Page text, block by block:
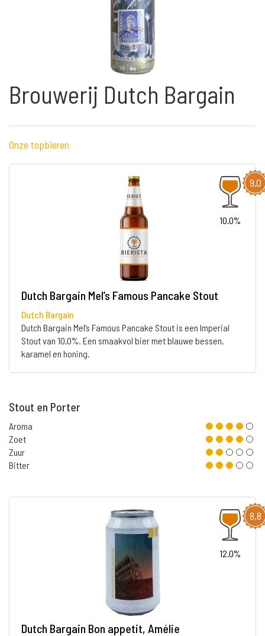
Brouwerij Dutch Bargain
Onze topbieren
9,0
10.0%
Dutch Bargain Mel’s Famous Pancake Stout
Dutch Bargain
Dutch Bargain Mel’s Famous Pancake Stout is een Imperial
Stout van 10,0%. Een smaakvol bier met blauwe bessen,
karamel en honing.
Stout en Porter
Aroma
Zoet
Zuur
Bitter
8,8
12.0%
Dutch Bargain Bon appetit, Amélie